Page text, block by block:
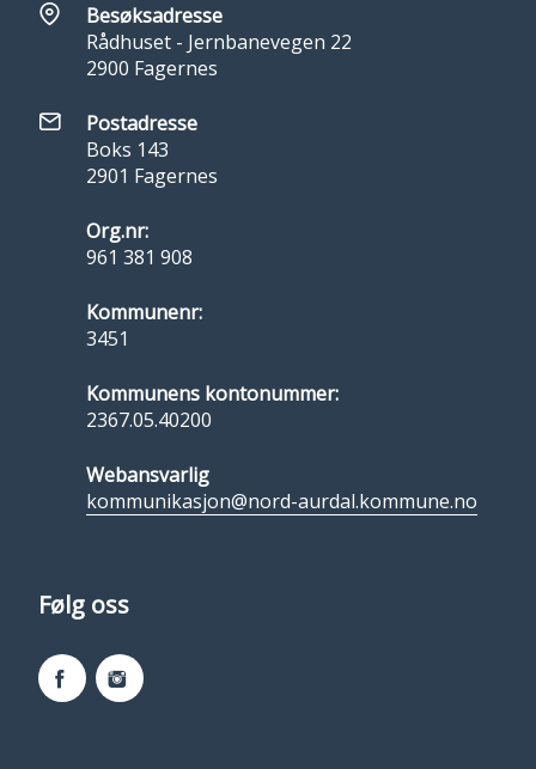
Besøksadresse
Rådhuset - Jernbanevegen 22
2900 Fagernes
Postadresse
Boks 143
2901 Fagernes
Org.nr:
961 381 908
Kommunenr:
3451
Kommunens kontonummer:
2367.05.40200
Webansvarlig
kommunikasjon@nord-aurdal.kommune.no
Følg oss
FacebookInstagram